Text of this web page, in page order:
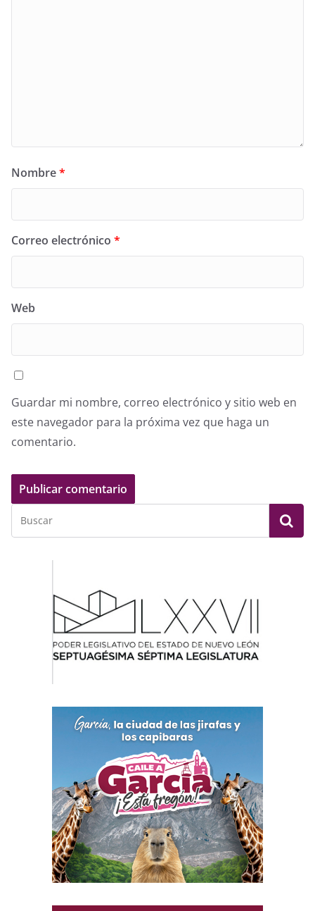
Nombre*
Correo electrónico *
Web
Guardar mi nombre, correo electrónico y sitio web en
este navegador para la próxima vez que haga un
comentario.